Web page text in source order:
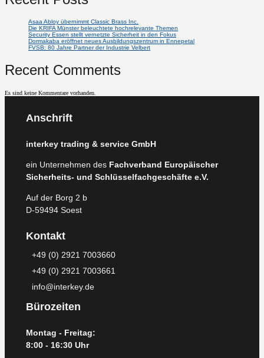
Asaa Abloy übernimmt Classic Brass Inc.
Die KRIFA Münster beleuchtete hochrelevante Themen
Security Essen stellt vernetzte Sicherheit in den Fokus
Dormakaba eröffnet neues Ausbildungszentrum in Ennepetal
FVSB: 80 Jahre Partner der Industrie Velbert
Recent Comments
Es sind keine Kommentare vorhanden.
Anschrift
interkey trading & service GmbH
ein Unternehmen des Fachverband Europäischer
Sicherheits- und Schlüsselfachgeschäfte e.V.
Auf der Borg 2 b
D-59494 Soest
Kontakt
+49 (0) 2921 7003660
+49 (0) 2921 7003661
info@interkey.de
Bürozeiten
Montag - Freitag:
8:00 - 16:30 Uhr